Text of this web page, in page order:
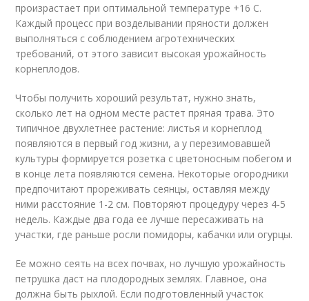
произрастает при оптимальной температуре +16 С.
Каждый процесс при возделывании пряности должен
выполняться с соблюдением агротехнических
требований, от этого зависит высокая урожайность
корнеплодов.
Чтобы получить хороший результат, нужно знать,
сколько лет на одном месте растет пряная трава. Это
типичное двухлетнее растение: листья и корнеплод
появляются в первый год жизни, а у перезимовавшей
культуры формируется розетка с цветоносным побегом и
в конце лета появляются семена. Некоторые огородники
предпочитают прореживать сеянцы, оставляя между
ними расстояние 1-2 см. Повторяют процедуру через 4-5
недель. Каждые два года ее лучше пересаживать на
участки, где раньше росли помидоры, кабачки или огурцы.
Ее можно сеять на всех почвах, но лучшую урожайность
петрушка даст на плодородных землях. Главное, она
должна быть рыхлой. Если подготовленный участок